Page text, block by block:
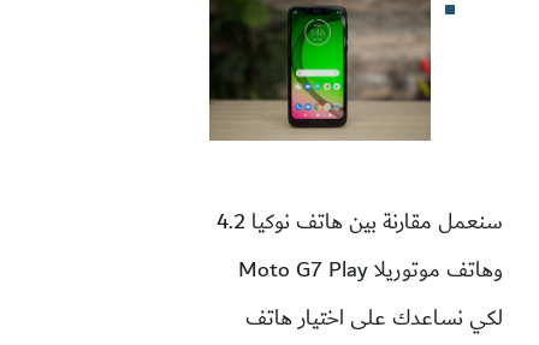
سنعمل مقارنة بين هاتف نوكيا 4.2
وهاتف موتوريلا Moto G7 Play
لكي نساعدك على اختيار هاتف